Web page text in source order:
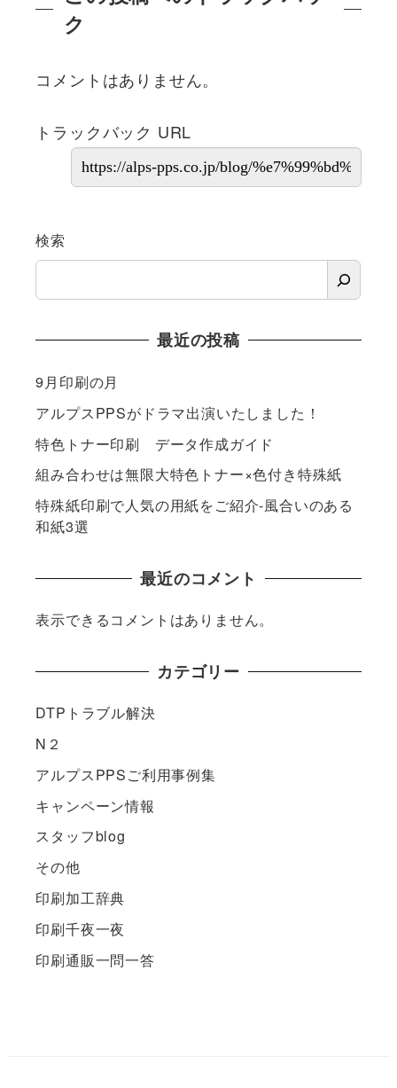
ク
コメントはありません。
トラックバック URL
検索
最近の投稿
9月印刷の月
アルプスPPSがドラマ出演いたしました！
特色トナー印刷 データ作成ガイド
組み合わせは無限大特色トナー×色付き特殊紙
特殊紙印刷で人気の用紙をご紹介-風合いのある
和紙3選
最近のコメント
表示できるコメントはありません。
カテゴリー
DTPトラブル解決
N２
アルプスPPSご利用事例集
キャンペーン情報
スタッフblog
その他
印刷加工辞典
印刷千夜一夜
印刷通販一問一答